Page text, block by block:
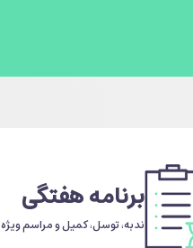
برنامه هفتگی
ندبه، توسل، کمیل و مراسم ویژه